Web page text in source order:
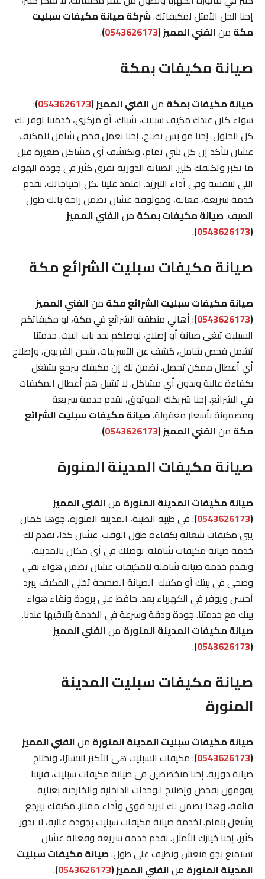
إحنا الحل الأمثل لمكيفاتك.شركة صيانة مكيفات سبليت
مكةمنالفني المميز (0543626173
)
.
صيانة مكيفات بمكة
صيانة مكيفات بمكةمنالفني المميز (0543626173
)
:
سواء كان عندك مكيف سبليت، شباك، أو مركزي، خدمتنا توفر لك
كل الحلول. إحنا مو بس نصلح، إحنا نعمل فحص شامل للمكيف
عشان نتأكد إن كل شي تمام، ونكتشف أي مشاكل صغيرة قبل
ما تكبر وتكلفك كثير. الصيانة الدورية تفرق كثير في جودة الهواء
اللي تتنفسه وفي أداء التبريد. اعتمد علينا لكل احتياجاتك، نقدم
خدمة سريعة، فعالة، وموثوقة عشان تضمن راحة بالك طول
الصيف.صيانة مكيفات بمكةمنالفني المميز
0543626173
)
.
صيانة مكيفات سبليت الشرائع مكة
صيانة مكيفات سبليت الشرائع مكةمنالفني المميز
0543626173
): أهالي منطقة الشرائع في مكة، لو مكيفاتكم
السبليت تبغى صيانة أو إصلاح، نوصلكم لحد باب البيت. خدمتنا
تشمل فحص شامل، كشف عن التسريبات، شحن الفريون، وإصلاح
أي أعطال ممكن تحصل. نضمن لك إن مكيفك بيرجع يشتغل
بكفاءة عالية وبدون أي مشاكل. لا تشيل هم أعطال المكيفات
في الشرائع. إحنا شريكك الموثوق، نقدم خدمة سريعة
ومضمونة بأسعار معقولة.صيانة مكيفات سبليت الشرائع
مكةمنالفني المميز (0543626173
)
.
صيانة مكيفات المدينة المنورة
صيانة مكيفات المدينة المنورةمنالفني المميز
0543626173
): في طيبة الطيبة، المدينة المنورة، جوها كمان
يبي مكيفات شغالة بكفاءة طول الوقت. عشان كذا، نقدم لك
خدمة صيانة مكيفات شاملة. نوصلك في أي مكان بالمدينة،
ونقدم خدمة صيانة شاملة للمكيفات عشان تضمن هواء نقي
وصحي في بيتك أو مكتبك. الصيانة الصحيحة تخلي المكيف يبرد
أحسن ويوفر في الكهرباء بعد. حافظ على برودة ونقاء هواء
بيتك مع خدمتنا. جودة ودقة وسرعة في الخدمة بتلاقيها عندنا.
صيانة مكيفات المدينة المنورةمنالفني المميز
0543626173
)
.
صيانة مكيفات سبليت المدينة
المنورة
صيانة مكيفات سبليت المدينة المنورةمنالفني المميز
0543626173
): مكيفات السبليت هي الأكثر انتشارًا، وتحتاج
صيانة دورية. إحنا متخصصين في صيانة مكيفات سبليت، فنيينا
يقومون بفحص وإصلاح الوحدات الداخلية والخارجية بعناية
فائقة، وهذا يضمن لك تبريد قوي وأداء ممتاز. مكيفك بيرجع
يشتغل بتمام. لخدمة صيانة مكيفات سبليت بجودة عالية، لا تدور
كثير، إحنا خيارك الأمثل. نقدم خدمة سريعة وفعالة عشان
تستمتع بجو منعش ونظيف على طول.صيانة مكيفات سبليت
المدينة المنورةمنالفني المميز (0543626173
)
.